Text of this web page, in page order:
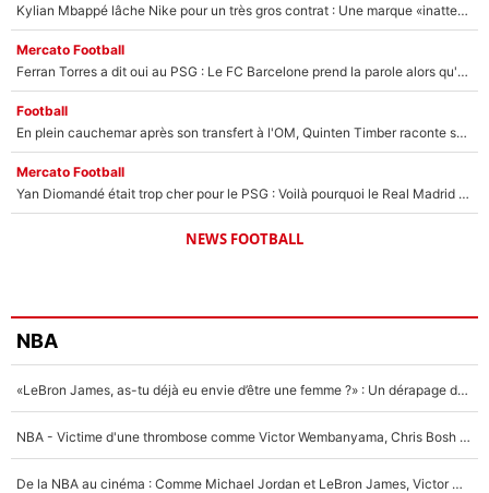
Kylian Mbappé lâche Nike pour un très gros contrat : Une marque «inattendue» va frapper très fort
Mercato Football
Ferran Torres a dit oui au PSG : Le FC Barcelone prend la parole alors qu'un transfert de l'attaquant espagnol prend forme
Football
En plein cauchemar après son transfert à l'OM, Quinten Timber raconte ses doutes après sa signature à Marseille
Mercato Football
Yan Diomandé était trop cher pour le PSG : Voilà pourquoi le Real Madrid a accepté de payer la somme record de 140M€ pour boucler son transfert !
NEWS FOOTBALL
NBA
«LeBron James, as-tu déjà eu envie d’être une femme ?» : Un dérapage de Donald Trump sur la superstar de la NBA refait surface
NBA - Victime d'une thrombose comme Victor Wembanyama, Chris Bosh prévient le Français des risques sur sa santé : «J’ai failli mourir sur le coup et j’ai été ramené à la vie»
De la NBA au cinéma : Comme Michael Jordan et LeBron James, Victor Wembanyama rêve d'une carrière d'acteur !